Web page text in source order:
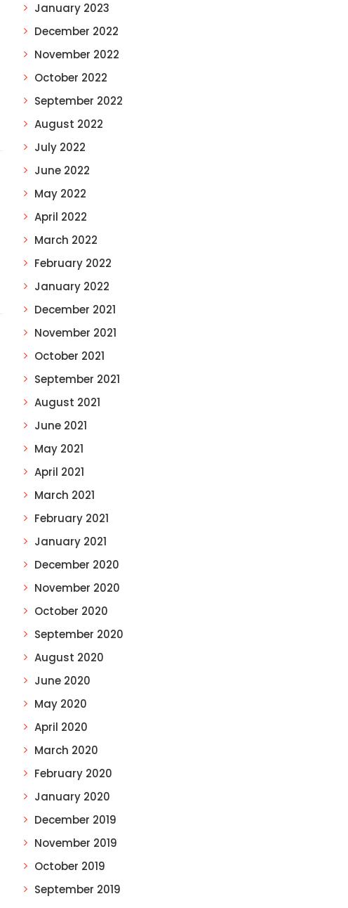
January 2023
December 2022
November 2022
October 2022
September 2022
August 2022
July 2022
June 2022
May 2022
April 2022
March 2022
February 2022
January 2022
December 2021
November 2021
October 2021
September 2021
August 2021
June 2021
May 2021
April 2021
March 2021
February 2021
January 2021
December 2020
November 2020
October 2020
September 2020
August 2020
June 2020
May 2020
April 2020
March 2020
February 2020
January 2020
December 2019
November 2019
October 2019
September 2019